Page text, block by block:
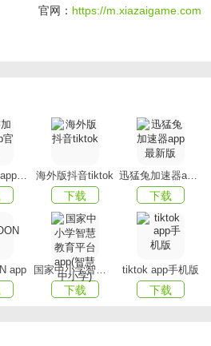
尽有，各类游戏陪练带你稳稳上
起开黑不孤单！
APP是英雄联盟BLG、英雄联盟
等各大战队明星选手一起开
与职业选手0距离互动！
孙尚香绝活姐，粉丝超2000万
春学妹，粉丝超1295万
值主播，粉丝超1500万
官网： https://m.xiazaigame.com
西游加速器app官方版 海外版抖音tiktok
下载
迅猛兔加速器app最新版
下载
app 国家中小学智慧教育平台app(智慧中小学)
下载
tiktok app手机版
下载